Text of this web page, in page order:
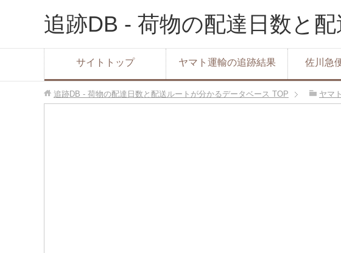
追跡DB - 荷物の配達日数と
サイトトップ ヤマト運輸の追跡結果 佐川急
追跡DB - 荷物の配達日数と配送ルートが分かるデータベース TOP ヤマ